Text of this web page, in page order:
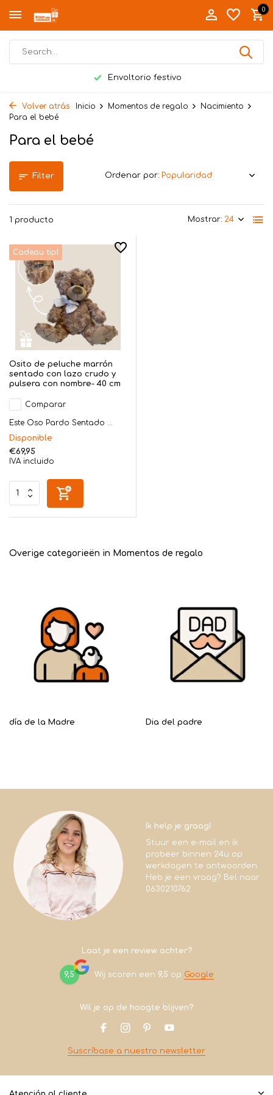
0
Envoltorio festivo
Volver atrás Inicio Momentos de regalo
Nacimiento
Para el bebé
Para el bebé
Filter
1 producto Mostrar:
Ordenar por:
Cadeau tip!
Osito de peluche marrón
sentado con lazo crudo y
pulsera con nombre- 40 cm
Comparar
Este Oso Pardo Sentado ...
Disponible
€69,95
IVA incluido
Overige categorieën in Momentos de regalo
día de la Madre Dia del padre
Ik help je graag!
Stuur een e-mail en ik
probeer binnen 24u op
werkdagen te antwoorden.
Heb je een vraag? Bel naar
0630210762
Laat je een review achter?
9,5 Wij scoren een 9,5 op Google
Wil je op de hoogte blijven?
Suscríbase a nuestro newsletter